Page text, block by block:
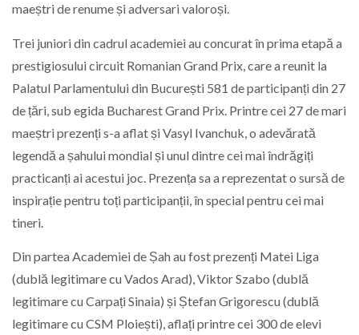
maeștri de renume și adversari valoroși.
Trei juniori din cadrul academiei au concurat în prima etapă a
prestigiosului circuit Romanian Grand Prix, care a reunit la
Palatul Parlamentului din București 581 de participanți din 27
de țări, sub egida Bucharest Grand Prix. Printre cei 27 de mari
maeștri prezenți s-a aflat și Vasyl Ivanchuk, o adevărată
legendă a șahului mondial și unul dintre cei mai îndrăgiți
practicanți ai acestui joc. Prezența sa a reprezentat o sursă de
inspirație pentru toți participanții, în special pentru cei mai
tineri.
Din partea Academiei de Șah au fost prezenți Matei Liga
(dublă legitimare cu Vados Arad), Viktor Szabo (dublă
legitimare cu Carpați Sinaia) și Ștefan Grigorescu (dublă
legitimare cu CSM Ploiești), aflați printre cei 300 de elevi